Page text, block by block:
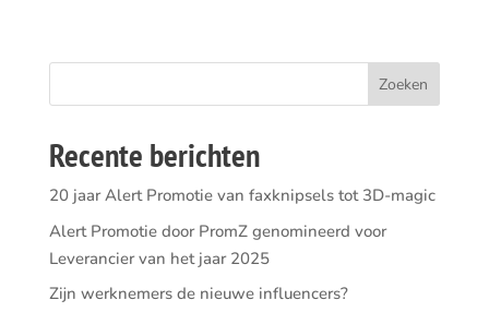
Recente berichten
20 jaar Alert Promotie van faxknipsels tot 3D-magic
Alert Promotie door PromZ genomineerd voor
Leverancier van het jaar 2025
Zijn werknemers de nieuwe influencers?